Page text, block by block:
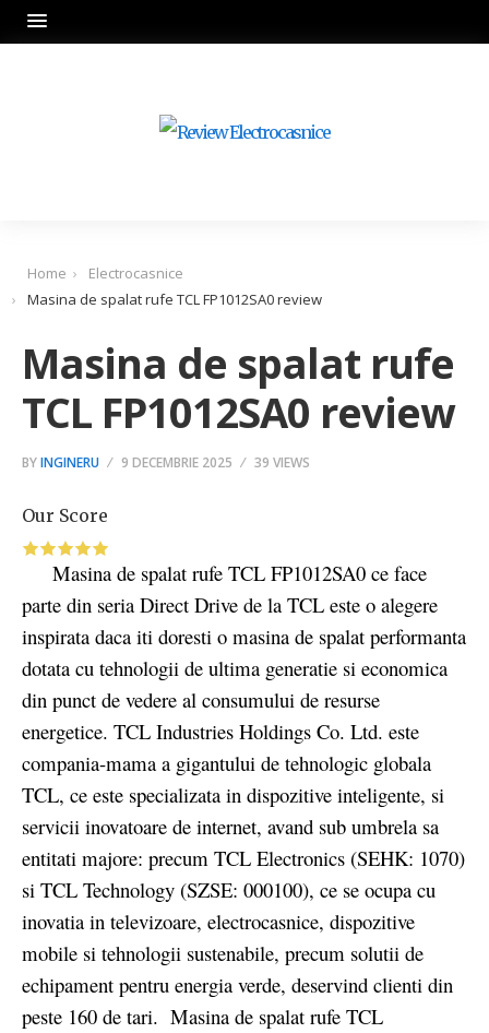
Home
Electrocasnice
Masina de spalat rufe TCL FP1012SA0 review
Masina de spalat rufe
TCL FP1012SA0 review
BYINGINERU 9 DECEMBRIE 2025 39 VIEWS
Our Score
Masina de spalat rufe TCL FP1012SA0 ce face
parte din seria Direct Drive de la TCL este o alegere
inspirata daca iti doresti o masina de spalat performanta
dotata cu tehnologii de ultima generatie si economica
din punct de vedere al consumului de resurse
energetice. TCL Industries Holdings Co. Ltd. este
compania-mama a gigantului de tehnologic globala
TCL, ce este specializata in dispozitive inteligente, si
servicii inovatoare de internet, avand sub umbrela sa
entitati majore: precum TCL Electronics (SEHK: 1070)
si TCL Technology (SZSE: 000100), ce se ocupa cu
inovatia in televizoare, electrocasnice, dispozitive
mobile si tehnologii sustenabile, precum solutii de
echipament pentru energia verde, deservind clienti din
peste 160 de tari. Masina de spalat rufe TCL